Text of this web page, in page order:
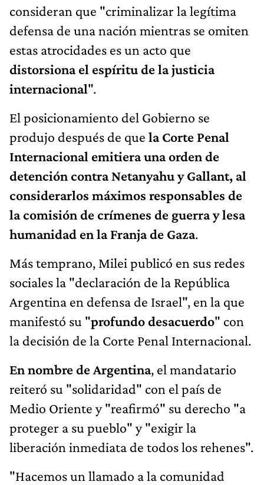
consideran que "criminalizar la legítima
defensa de una nación mientras se omiten
estas atrocidades es un acto que
distorsiona el espíritu de la justicia
internacional".
El posicionamiento del Gobierno se
produjo después de que la Corte Penal
Internacional emitiera una orden de
detención contra Netanyahu y Gallant, al
considerarlos máximos responsables de
la comisión de crímenes de guerra y lesa
humanidad en la Franja de Gaza.
Más temprano, Milei publicó en sus redes
sociales la "declaración de la República
Argentina en defensa de Israel", en la que
manifestó su "profundo desacuerdo" con
la decisión de la Corte Penal Internacional.
En nombre de Argentina, el mandatario
reiteró su "solidaridad" con el país de
Medio Oriente y "reafirmó" su derecho "a
proteger a su pueblo" y "exigir la
liberación inmediata de todos los rehenes".
"Hacemos un llamado a la comunidad